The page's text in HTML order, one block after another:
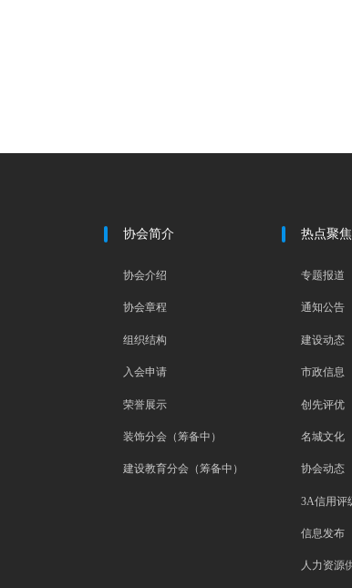
协会简介
协会介绍
协会章程
组织结构
入会申请
荣誉展示
装饰分会（筹备中）
建设教育分会（筹备中）
热点聚焦
专题报道
通知公告
建设动态
市政信息
创先评优
名城文化
协会动态
3A信用评
信息发布
人力资源